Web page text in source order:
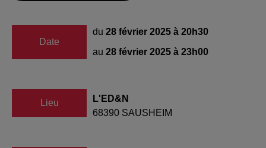
Date
du 28 février 2025 à 20h30
au 28 février 2025 à 23h00
Lieu
L'ED&N
68390 SAUSHEIM